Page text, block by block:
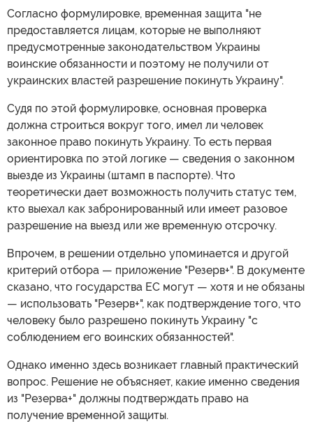
Согласно формулировке, временная защита "не
предоставляется лицам, которые не выполняют
предусмотренные законодательством Украины
воинские обязанности и поэтому не получили от
украинских властей разрешение покинуть Украину".
Судя по этой формулировке, основная проверка
должна строиться вокруг того, имел ли человек
законное право покинуть Украину. То есть первая
ориентировка по этой логике — сведения о законном
выезде из Украины (штамп в паспорте). Что
теоретически дает возможность получить статус тем,
кто выехал как забронированный или имеет разовое
разрешение на выезд или же временную отсрочку.
Впрочем, в решении отдельно упоминается и другой
критерий отбора — приложение "Резерв+". В документе
сказано, что государства ЕС могут — хотя и не обязаны
— использовать "Резерв+", как подтверждение того, что
человеку было разрешено покинуть Украину "с
соблюдением его воинских обязанностей".
Однако именно здесь возникает главный практический
вопрос. Решение не объясняет, какие именно сведения
из "Резерва+" должны подтверждать право на
получение временной защиты.